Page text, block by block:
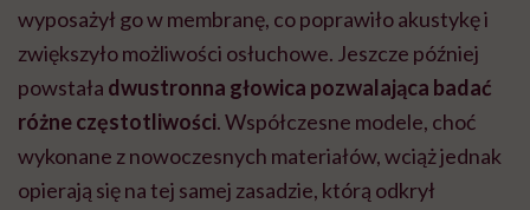
wyposażył go w membranę, co poprawiło akustykę i
zwiększyło możliwości osłuchowe. Jeszcze później
powstała dwustronna głowica pozwalająca badać
różne częstotliwości. Współczesne modele, choć
wykonane z nowoczesnych materiałów, wciąż jednak
opierają się na tej samej zasadzie, którą odkrył